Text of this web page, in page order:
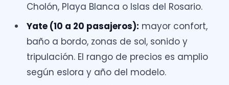
Cholón, Playa Blanca o Islas del Rosario.
Yate (10 a 20 pasajeros): mayor confort,
baño a bordo, zonas de sol, sonido y
tripulación. El rango de precios es amplio
según eslora y año del modelo.